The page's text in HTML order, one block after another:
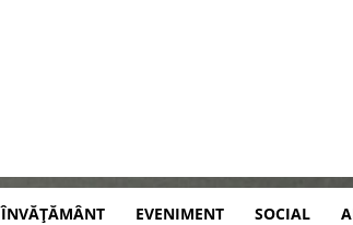
ÎNVĂȚĂMÂNT EVENIMENT SOCIAL